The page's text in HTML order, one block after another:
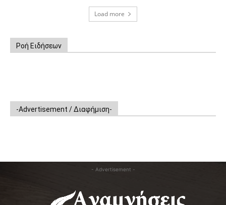
Load more
Ροή Ειδήσεων
-Advertisement / Διαφήμιση-
- Advertisement -